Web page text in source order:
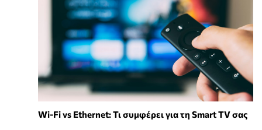
Wi-Fi vs Ethernet: Τι συμφέρει για τη Smart TV σας